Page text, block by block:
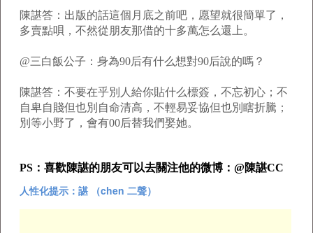
陳諶答：出版的話這個月底之前吧，愿望就很簡單了，
多賣點唄，不然從朋友那借的十多萬怎么還上。
@三白飯公子：身為90后有什么想對90后說的嗎？
陳諶答：不要在乎別人給你貼什么標簽，不忘初心；不
自卑自賤但也別自命清高，不輕易妥協但也別瞎折騰；
別等小野了，會有00后替我們娶她。
PS：喜歡陳諶的朋友可以去關注他的微博：@陳諶CC
人性化提示：諶 （chen 二聲）